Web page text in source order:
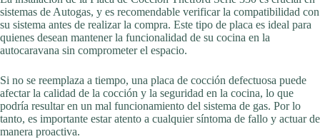
sistemas de Autogas, y es recomendable verificar la compatibilidad con
su sistema antes de realizar la compra. Este tipo de placa es ideal para
quienes desean mantener la funcionalidad de su cocina en la
autocaravana sin comprometer el espacio.
Si no se reemplaza a tiempo, una placa de cocción defectuosa puede
afectar la calidad de la cocción y la seguridad en la cocina, lo que
podría resultar en un mal funcionamiento del sistema de gas. Por lo
tanto, es importante estar atento a cualquier síntoma de fallo y actuar de
manera proactiva.